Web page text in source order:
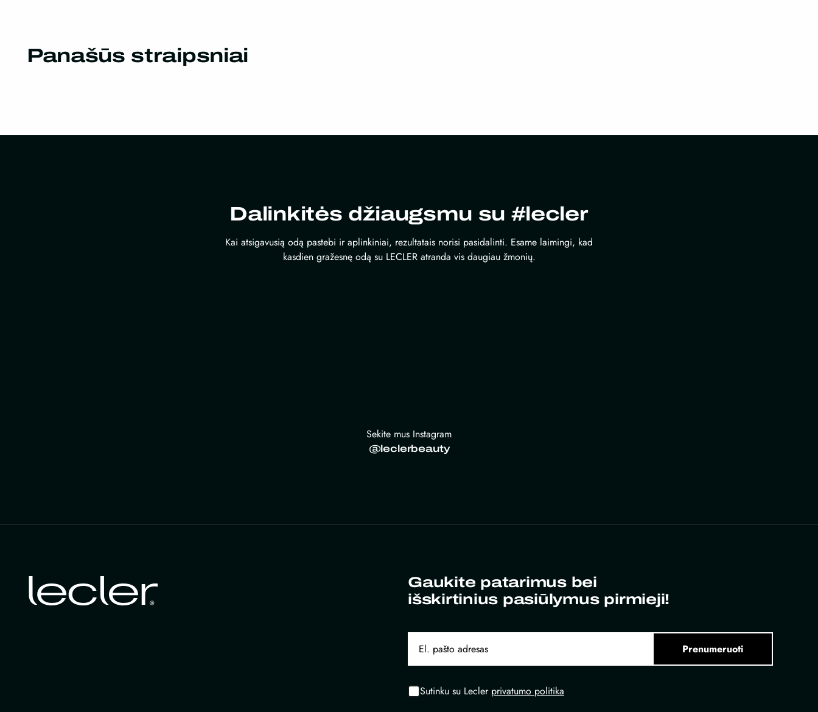
Panašūs straipsniai
Dalinkitės džiaugsmu su #lecler
Kai atsigavusią odą pastebi ir aplinkiniai, rezultatais norisi pasidalinti. Esame laimingi, kad
kasdien gražesnę odą su LECLER atranda vis daugiau žmonių.
Sekite mus Instagram
@leclerbeauty
Gaukite patarimus bei
išskirtinius pasiūlymus pirmieji!
Prenumeruoti
Sutinku su Lecler privatumo politika